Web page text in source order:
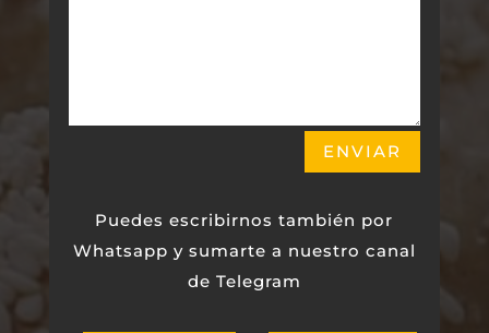
ENVIAR
Puedes escribirnos también por
Whatsapp y sumarte a nuestro canal
de Telegram